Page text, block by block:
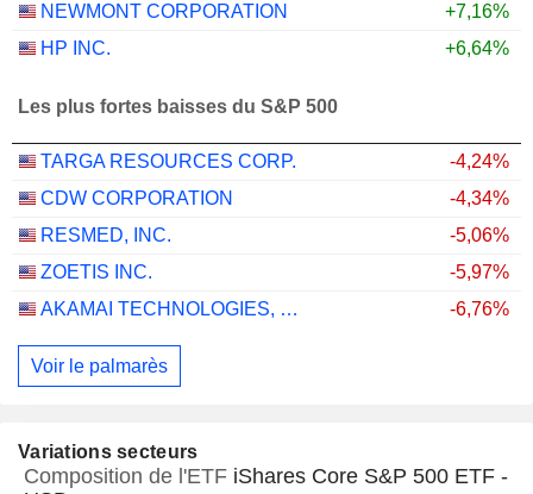
NEWMONT CORPORATION
+7,16%
HP INC.
+6,64%
Les plus fortes baisses du S&P 500
TARGA RESOURCES CORP.
-4,24%
CDW CORPORATION
-4,34%
RESMED, INC.
-5,06%
ZOETIS INC.
-5,97%
AKAMAI TECHNOLOGIES, INC.
-6,76%
Voir le palmarès
Variations secteurs
Composition de l'ETF iShares Core S&P 500 ETF -